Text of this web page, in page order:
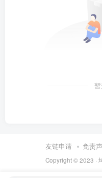
友链申请 免责
Copyright © 2023 ·